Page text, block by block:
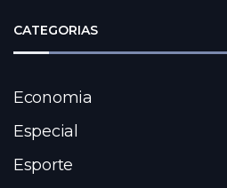
CATEGORIAS
Economia
Especial
Esporte